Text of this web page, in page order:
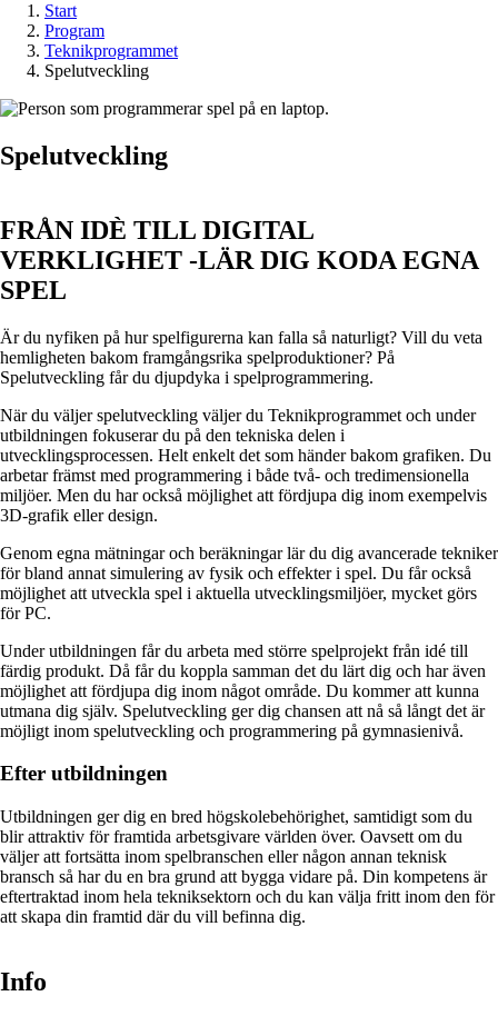
Start
Program
Teknikprogrammet
Spelutveckling
Spel­utveckling
FRÅN IDÈ TILL DIGITAL
VERKLIGHET -LÄR DIG KODA EGNA
SPEL
Är du nyfiken på hur spelfigurerna kan falla så naturligt? Vill du veta
hemligheten bakom framgångsrika spelproduktioner? På
Spelutveckling får du djupdyka i spelprogrammering.
När du väljer spelutveckling väljer du Teknikprogrammet och under
utbildningen fokuserar du på den tekniska delen i
utvecklingsprocessen. Helt enkelt det som händer bakom grafiken. Du
arbetar främst med programmering i både två- och tredimensionella
miljöer. Men du har också möjlighet att fördjupa dig inom exempelvis
3D-grafik eller design.
Genom egna mätningar och beräkningar lär du dig avancerade tekniker
för bland annat simulering av fysik och effekter i spel. Du får också
möjlighet att utveckla spel i aktuella utvecklingsmiljöer, mycket görs
för PC.
Under utbildningen får du arbeta med större spelprojekt från idé till
färdig produkt. Då får du koppla samman det du lärt dig och har även
möjlighet att fördjupa dig inom något område. Du kommer att kunna
utmana dig själv. Spelutveckling ger dig chansen att nå så långt det är
möjligt inom spelutveckling och programmering på gymnasienivå.
Efter utbildningen
Utbildningen ger dig en bred högskolebehörighet, samtidigt som du
blir attraktiv för framtida arbetsgivare världen över. Oavsett om du
väljer att fortsätta inom spelbranschen eller någon annan teknisk
bransch så har du en bra grund att bygga vidare på. Din kompetens är
eftertraktad inom hela tekniksektorn och du kan välja fritt inom den för
att skapa din framtid där du vill befinna dig.
Info